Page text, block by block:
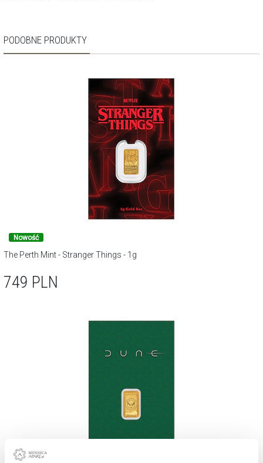
PODOBNE PRODUKTY
Nowość
The Perth Mint - Stranger Things - 1g
749 PLN